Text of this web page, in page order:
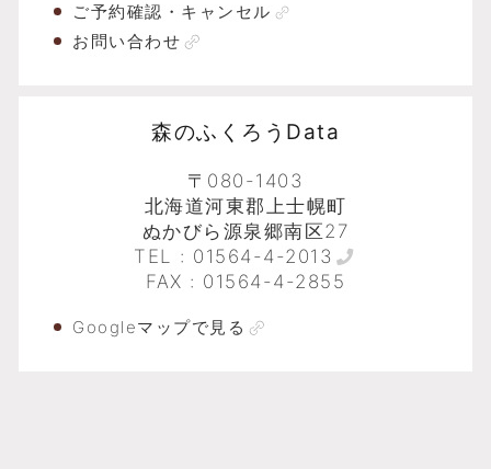
ご予約確認・キャンセル
お問い合わせ
森のふくろうData
〒080-1403
北海道河東郡上士幌町
ぬかびら源泉郷南区27
TEL : 01564-4-2013
FAX : 01564-4-2855
Googleマップで見る